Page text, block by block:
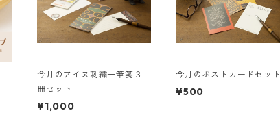
今月のアイヌ刺繍一筆箋３
冊セット
¥1,000
今月のポストカードセット
¥500